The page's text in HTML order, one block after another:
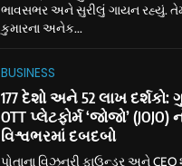
ભાવસભર અને સુરીલું ગાયન રહ્યું.
કુમારના અનેક...
BUSINESS
177 દેશો અને 52 લાખ દર્શકો:
OTT પ્લેટફોર્મ ‘જોજો’ (JOJO)
વિશ્વભરમાં દબદબો
પોતાના વિઝનરી ફાઉન્ડર અને CEO